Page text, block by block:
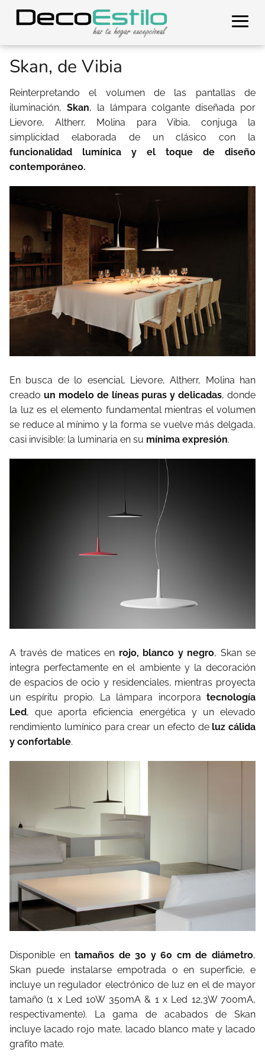
Skan, de Vibia
Reinterpretando el volumen de las pantallas de
iluminación, Skan, la lámpara colgante dise­ñada por
Lievore, Altherr, Molina para Vibia, conjuga la
simplicidad elaborada de un clásico con la
funcionalidad lumínica y el toque de diseño
contemporáneo.
En busca de lo esencial, Lievore, Altherr, Molina han
creado un modelo de líneas puras y deli­cadas, donde
la luz es el elemento fundamental mientras el volumen
se reduce al mínimo y la forma se vuelve más delgada,
casi invisible: la luminaria en su mínima expresión.
A través de matices en rojo, blanco y negro, Skan se
integra perfectamente en el ambiente y la decoración
de espacios de ocio y residenciales, mientras proyecta
un espíritu propio. La lámpara incorpora tecnología
Led, que aporta eficiencia energética y un elevado
rendi­miento lumínico para crear un efecto deluz cálida
y confortable.
Disponible entamaños de 30 y 60 cm de diámetro,
Skan puede instalarse empotrada o en superficie, e
incluye un regulador electrónico de luz en el de mayor
tamaño (1 x Led 10W 350mA & 1 x Led 12,3W 700mA,
respectivamente). La gama de acabados de Skan
incluye lacado rojo mate, lacado blanco mate y lacado
grafito mate.